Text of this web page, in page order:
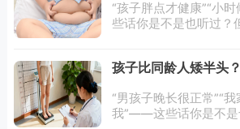
“孩子胖点才健康”“小
些话你是不是也听过？
来判断。BMI=体重（
孩子比同龄人矮半头
“男孩子晚长很正常”“
我”——这些话你是不是